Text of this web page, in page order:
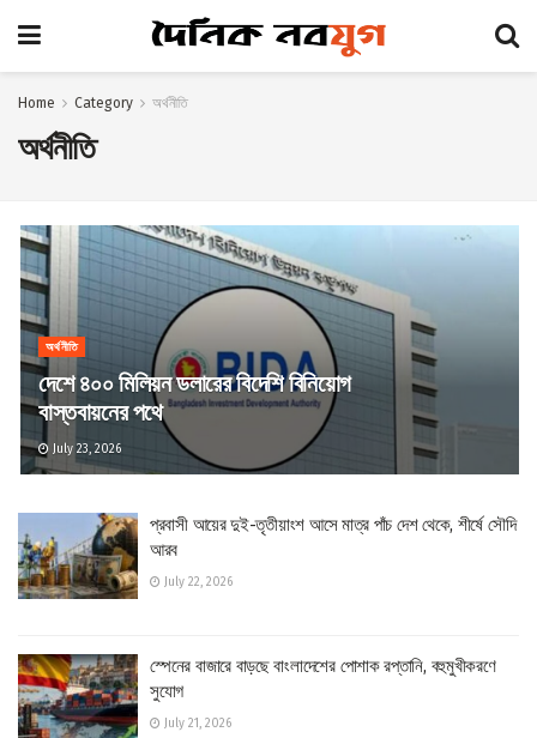
Home Category অর্থনীতি
অর্থনীতি
অর্থনীতি
দেশে ৪০০ মিলিয়ন ডলারের বিদেশি বিনিয়োগ
বাস্তবায়নের পথে
July 23, 2026
প্রবাসী আয়ের দুই-তৃতীয়াংশ আসে মাত্র পাঁচ দেশ থেকে, শীর্ষে সৌদি
আরব
July 22, 2026
স্পেনের বাজারে বাড়ছে বাংলাদেশের পোশাক রপ্তানি, বহুমুখীকরণে
সুযোগ
July 21, 2026